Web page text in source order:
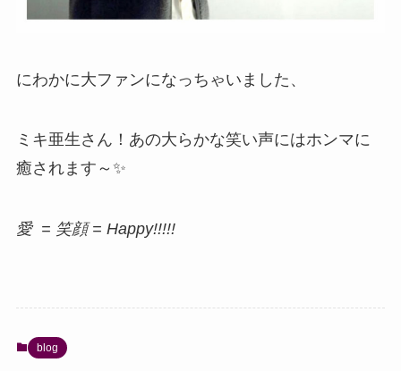
にわかに大ファンになっちゃいました、
ミキ亜生さん！あの大らかな笑い声にはホンマに
癒されます～✨
愛 = 笑顔 = Happy!!!!!
blog